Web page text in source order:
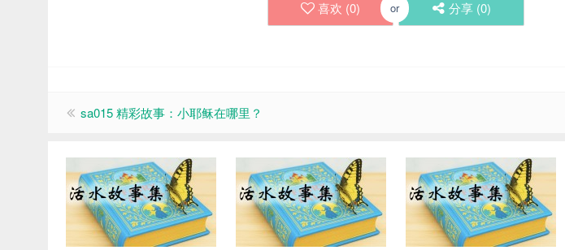
喜欢 (0) or 分享 (0)
sa015 精彩故事：小耶稣在哪里？